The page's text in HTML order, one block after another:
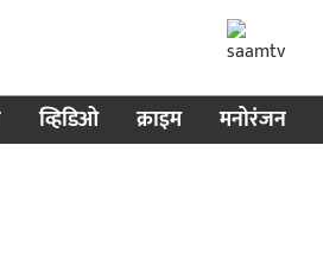
व्हिडिओ क्राइम मनोरंजन